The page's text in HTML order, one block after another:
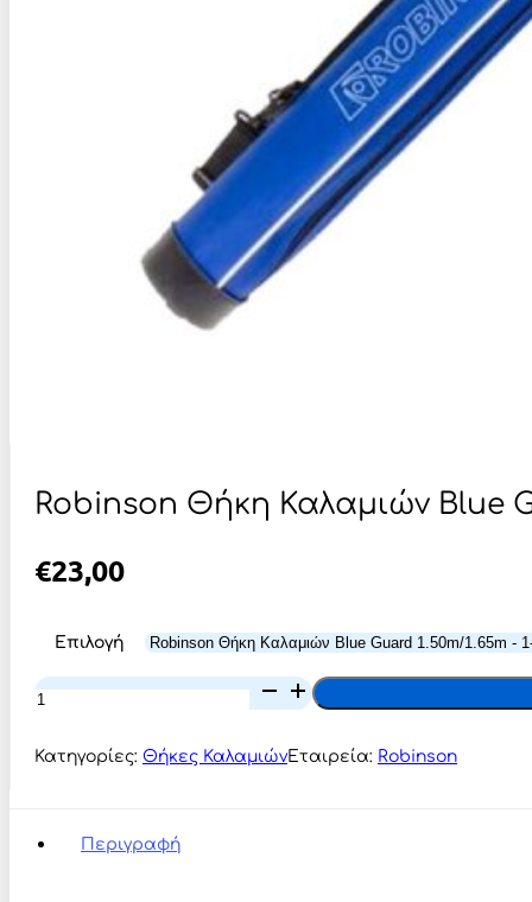
Robinson Θήκη Καλαμιών Blue
€23,00
Επιλογή
Robinson
Θήκη
Blue
Guard
Κατηγορίες: Θήκες ΚαλαμιώνΕταιρεία: Robinson
Περιγραφή